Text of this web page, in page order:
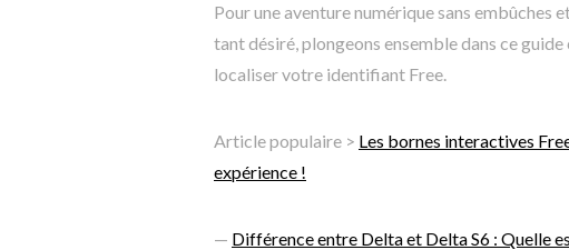
Pour une aventure numérique sans embûches
tant désiré, plongeons ensemble dans ce
localiser votre identifiant Free.
Article populaire > Les bornes interactives
expérience !
— Différence entre Delta et Delta S6 : Quelle